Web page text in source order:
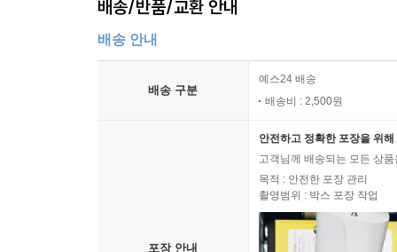
배송/반품/교환 안내
배송 안내
배송 구분
예스24 배송
배송비 : 2,500원
포장 안내
안전하고 정확한 포장을 위
고객님께 배송되는 모든 상
목적 : 안전한 포장 관리
촬영범위 : 박스 포장 작업